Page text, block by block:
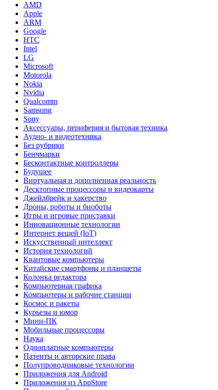
AMD
Apple
ARM
Google
HTC
Intel
LG
Microsoft
Motorola
Nokia
Nvidia
Qualcomm
Samsung
Sony
Аксессуары, периферия и бытовая техника
Аудио- и видеотехника
Без рубрики
Бенчмарки
Бесконтактные контроллеры
Будущее
Виртуальная и дополненная реальность
Десктопные процессоры и видеокарты
Джейлбрейк и хакерство
Дроны, роботы и биоботы
Игры и игровые приставки
Инновационные технологии
Интернет вещей (IoT)
Искусственный интеллект
История технологий
Квантовые компьютеры
Китайские смартфоны и планшеты
Колонка редактора
Компьютерная графика
Компьютеры и рабочие станции
Космос и ракеты
Курьезы и юмор
Мини-ПК
Мобильные процессоры
Наука
Одноплатные компьютеры
Патенты и авторские права
Полупроводниковые технологии
Приложения для Android
Приложения из AppStore